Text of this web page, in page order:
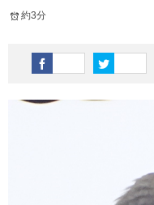
約3分
英単語
その他英語関連
行ってきたあれこれ
旅行関連あれこれ
美容あれこれ